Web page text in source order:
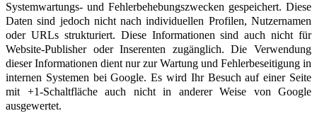
Systemwartungs- und Fehlerbehebungszwecken gespeichert. Diese
Daten sind jedoch nicht nach individuellen Profilen, Nutzernamen
oder URLs strukturiert. Diese Informationen sind auch nicht für
Website-Publisher oder Inserenten zugänglich. Die Verwendung
dieser Informationen dient nur zur Wartung und Fehlerbeseitigung in
internen Systemen bei Google. Es wird Ihr Besuch auf einer Seite
mit +1-Schaltfläche auch nicht in anderer Weise von Google
ausgewertet.